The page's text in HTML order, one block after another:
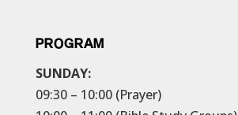
PROGRAM
SUNDAY:
09:30 – 10:00 (Prayer)